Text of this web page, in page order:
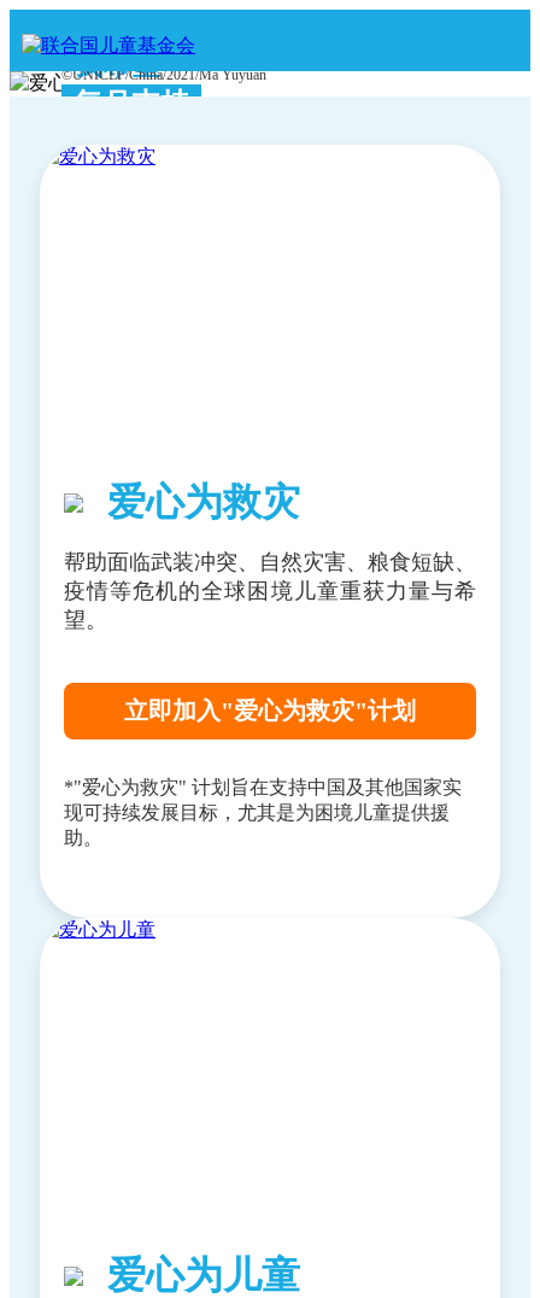
我希望
每月支持
©UNICEF/China/2021/Ma Yuyuan
爱心为救灾
帮助面临武装冲突、自然灾害、粮食短缺、
疫情等危机的全球困境儿童重获力量与希
望。
立即加入"爱心为救灾"计划
*"爱心为救灾" 计划旨在支持中国及其他国家实
现可持续发展目标，尤其是为困境儿童提供援
助。
爱心为儿童